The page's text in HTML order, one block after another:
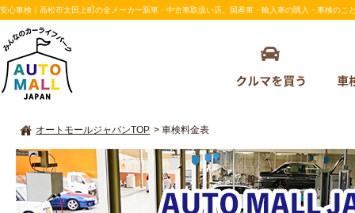
安心車検｜高松市太田上町の全メーカー新車・中古車取扱い店。国産車・輸入車の購入・車検のこ
オートモールジャパンTOP > 車検料金表